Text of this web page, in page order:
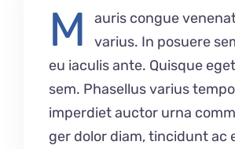
M
auris congue
varius. In posuere
eu iaculis ante. Quisque
sem. Phasellus varius
imperdiet auctor urna
ger dolor diam, tincidunt ac